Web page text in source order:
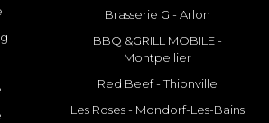
Brasserie G - Arlon
BBQ &GRILL MOBILE -
Montpellier
Red Beef - Thionville
Les Roses - Mondorf-Les-Bains